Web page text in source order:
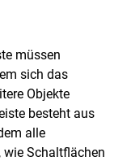
müssen
sich das
Objekte
besteht aus
alle
wie Schaltflächen